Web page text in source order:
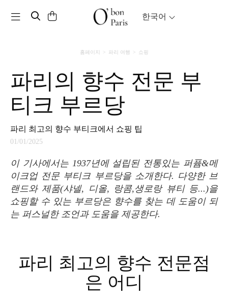
Toggle navigation 한국어
홈페이지 파리 여행 쇼핑
파리의 향수 전문 부
티크 부르당
파리 최고의 향수 부티크에서 쇼핑 팁
01/01/2025
이 기사에서는 1937년에 설립된 전통있는 퍼퓸&메
이크업 전문 부티크 부르당을 소개한다. 다양한 브
랜드와 제품(샤넬, 디올, 랑콤,생로랑 뷰티 등...)을
쇼핑할 수 있는 부르당은 향수를 찾는 데 도움이 되
는 퍼스널한 조언과 도움을 제공한다.
파리 최고의 향수 전문점
은 어디